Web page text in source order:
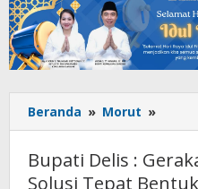
Beranda » Morut »
Delis
Bupati Delis :
Solusi Tepat